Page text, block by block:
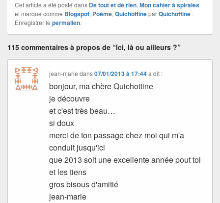
Cet article a été posté dans De tout et de rien, Mon cahier à spirales
et marqué comme Blogspot, Poème, QuichottineparQuichottine .
Enregistrer le permalien.
115 commentaires à propos de “Ici, là ou ailleurs ?”
jean-marie dans07/01/2013 à 17:44 a dit :
bonjour, ma chère Quichottine
je découvre
et c'est très beau…
si doux
merci de ton passage chez moi qui m'a
conduit jusqu'ici
que 2013 soit une excellente année pout toi
et les tiens
gros bisous d'amitié
jean-marie